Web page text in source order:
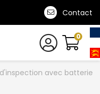
Contact
0
avec batterie